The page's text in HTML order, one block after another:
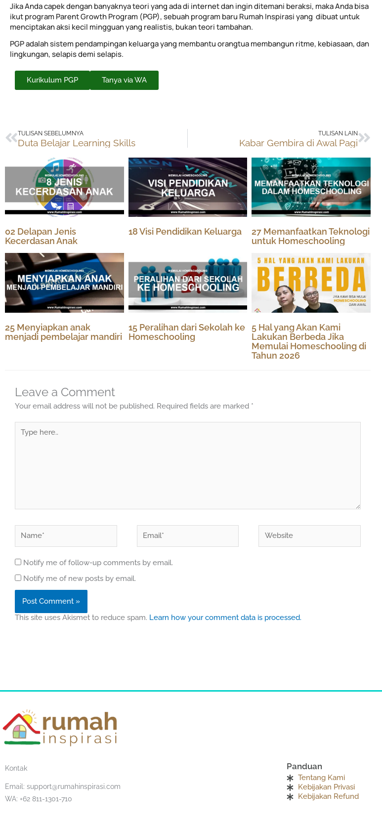
Jika Anda capek dengan banyaknya teori yang ada di internet dan ingin ditemani beraksi, maka Anda bisa
ikut program Parent Growth Program (PGP), sebuah program baru Rumah Inspirasi yang dibuat untuk
menciptakan aksi kecil mingguan yang realistis, bukan teori tambahan.
PGP adalah sistem pendampingan keluarga yang membantu orangtua membangun ritme, kebiasaan, dan
lingkungan, selapis demi selapis.
Kurikulum PGP Tanya via WA
Prev
TULISAN SEBELUMNYA
Duta Belajar Learning Skills
TULISAN LAIN
Kabar Gembira di Awal Pagi
Next
02 Delapan Jenis
Kecerdasan Anak
18 Visi Pendidikan Keluarga
27 Memanfaatkan Teknologi
untuk Homeschooling
25 Menyiapkan anak
menjadi pembelajar mandiri
15 Peralihan dari Sekolah ke
Homeschooling
5 Hal yang Akan Kami
Lakukan Berbeda Jika
Memulai Homeschooling di
Tahun 2026
Leave a Comment
Your email address will not be published. Required fields are marked *
here..
Notify me of follow-up comments by email.
Notify me of new posts by email.
This site uses Akismet to reduce spam. Learn how your comment data is processed.
Kontak
Email: support@rumahinspirasi.com
WA: +62 811-1301-710
Panduan
Tentang Kami
Kebijakan Privasi
Kebijakan Refund